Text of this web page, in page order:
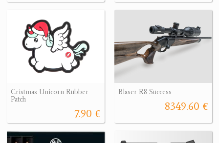
Cristmas Unicorn Rubber
Patch
7.90 €
Blaser R8 Success
8349.60 €